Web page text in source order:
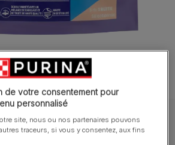
Chat
Croquettes pour Chat à
de votre consentement pour
personnalisé
site, nous ou nos partenaires pouvons
traceurs, si vous y consentez, aux fins